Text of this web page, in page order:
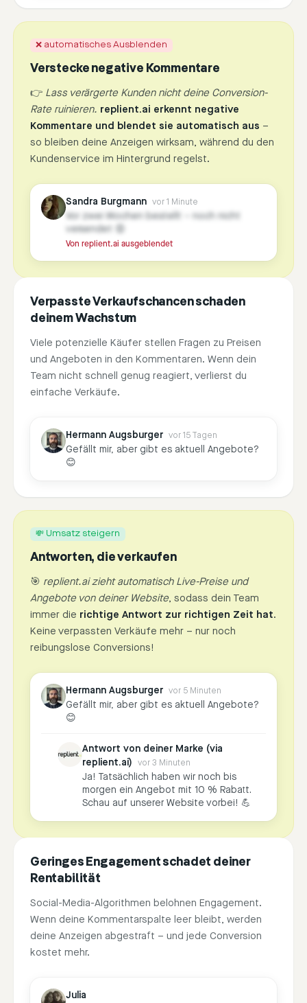
❌ automatisches Ausblenden
Verstecke negative Kommentare
👉 Lass verärgerte Kunden nicht deine Conversion-
Rate ruinieren. replient.ai erkennt negative
Kommentare und blendet sie automatisch aus –
so bleiben deine Anzeigen wirksam, während du den
Kundenservice im Hintergrund regelst.
Sandra Burgmann vor 1 Minute
Vor zwei Wochen bestellt – noch nicht
versendet 😡
Von replient.ai ausgeblendet
Verpasste Verkaufschancen schaden
deinem Wachstum
Viele potenzielle Käufer stellen Fragen zu Preisen
und Angeboten in den Kommentaren. Wenn dein
Team nicht schnell genug reagiert, verlierst du
einfache Verkäufe.
Hermann Augsburger vor 15 Tagen
Gefällt mir, aber gibt es aktuell Angebote?
😊
💸 Umsatz steigern
Antworten, die verkaufen
🎯 replient.ai zieht automatisch Live-Preise und
Angebote von deiner Website, sodass dein Team
immer die richtige Antwort zur richtigen Zeit hat.
Keine verpassten Verkäufe mehr – nur noch
reibungslose Conversions!
Hermann Augsburger vor 5 Minuten
Gefällt mir, aber gibt es aktuell Angebote?
😊
Antwort von deiner Marke (via
replient.ai) vor 3 Minuten
Ja! Tatsächlich haben wir noch bis
morgen ein Angebot mit 10 % Rabatt.
Schau auf unserer Website vorbei! 💪
Geringes Engagement schadet deiner
Rentabilität
Social-Media-Algorithmen belohnen Engagement.
Wenn deine Kommentarspalte leer bleibt, werden
deine Anzeigen abgestraft – und jede Conversion
kostet mehr.
Julia